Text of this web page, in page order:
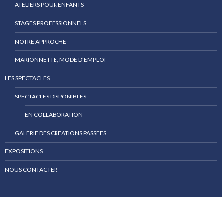
ATELIERS POUR ENFANTS
STAGES PROFESSIONNELS
NOTRE APPROCHE
MARIONNETTE, MODE D’EMPLOI
LES SPECTACLES
SPECTACLES DISPONIBLES
EN COLLABORATION
GALERIE DES CREATIONS PASSEES
EXPOSITIONS
NOUS CONTACTER